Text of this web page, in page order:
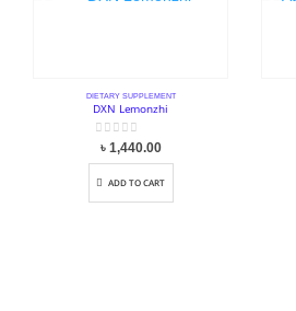
DIETARY SUPPLEMENT
DXN Lemonzhi
0out of 5
৳ 1,440.00
ADD TO CART